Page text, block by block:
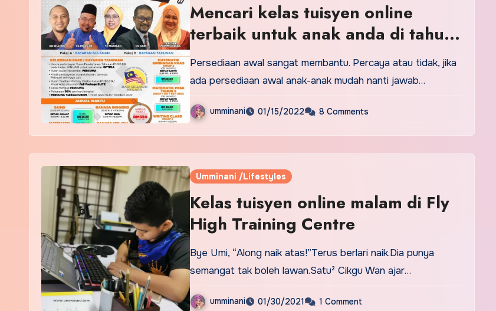
Mencari kelas tuisyen online
terbaik untuk anak anda di tahun
2022 ?
Persediaan awal sangat membantu. Percaya atau tidak, jika
ada persediaan awal anak-anak mudah nanti jawab…
umminani 01/15/2022 8 Comments
Umminani /Lifestyles
Kelas tuisyen online malam di Fly
High Training Centre
Bye Umi, “Along naik atas!”Terus berlari naik.Dia punya
semangat tak boleh lawan.Satu² Cikgu Wan ajar…
umminani 01/30/2021 1 Comment